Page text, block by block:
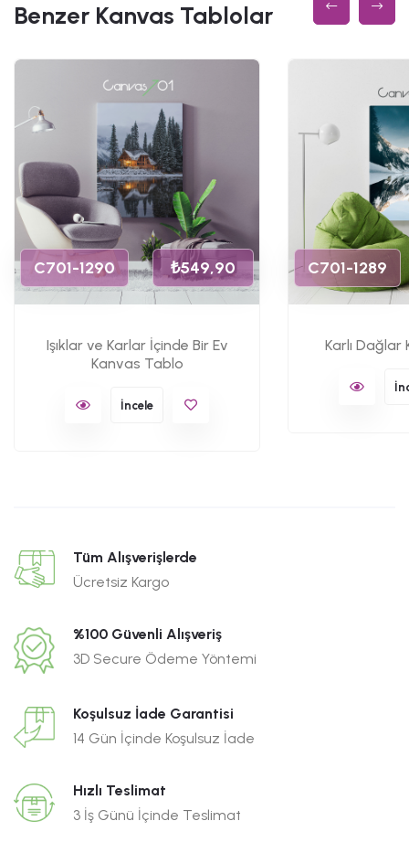
Benzer Kanvas Tablolar
C701-1290 ₺549,90
Işıklar ve Karlar İçinde Bir Ev
Kanvas Tablo
İncele
C701-1289
Karlı
Tüm Alışverişlerde
Ücretsiz Kargo
%100 Güvenli Alışveriş
3D Secure Ödeme Yöntemi
Koşulsuz İade Garantisi
14 Gün İçinde Koşulsuz İade
Hızlı Teslimat
3 İş Günü İçinde Teslimat